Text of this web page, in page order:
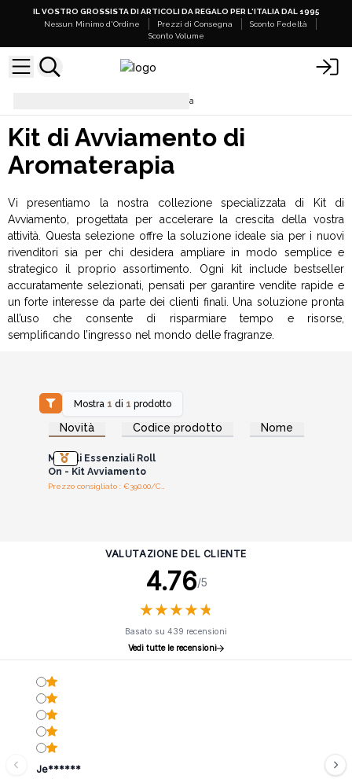
IL VOSTRO GROSSISTA DI ARTICOLI DA REGALO PER L'ITALIA DAL 1995
Nessun Minimo d'Ordine
Prezzi di Consegna
Sconto Fedeltà
Sconto Volume
Kit di Avviamento di Aromaterapia
Kit di Avviamento di
Aromaterapia
Vi presentiamo la nostra collezione specializzata di Kit di
Avviamento, progettata per accelerare la crescita della vostra
attività. Questa selezione offre la soluzione ideale sia per i nuovi
rivenditori sia per chi desidera ampliare in modo semplice e
strategico il proprio assortimento. Ogni kit include bestseller
accuratamente selezionati, pensati per garantire vendite rapide e
un forte interesse da parte dei clienti finali. Una soluzione pronta
all’uso che consente di risparmiare tempo e risorse,
semplificando l’ingresso nel mondo delle fragranze.
Mostra 1 di 1 prodotto
Novità Codice prodotto Nome
Accedi per vedere
i prezzi all'ingrosso
MIX Oli Essenziali Roll
On - Kit Avviamento
VALUTAZIONE DEL CLIENTE
4.76/5
★★★★★
★★★★★
Basato su 439 recensioni
Vedi tutte le recensioni
Je******